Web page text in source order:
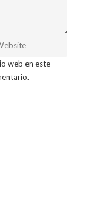
web en este